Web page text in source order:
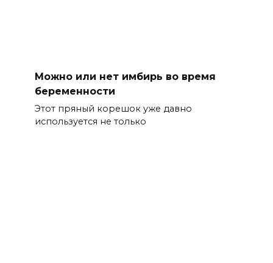
Можно или нет имбирь во время
беременности
Этот пряный корешок уже давно
используется не только